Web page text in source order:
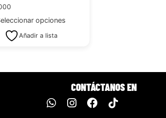
opciones
Añadir a lista
CONTÁCTANOS EN